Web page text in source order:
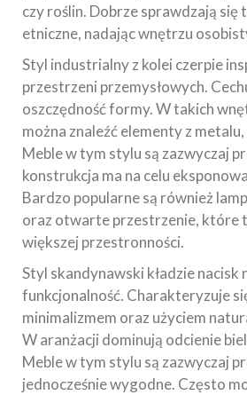
czy roślin. Dobrze sprawdzają się
etniczne, nadając wnętrzu
Styl industrialny z kolei czerpie
przestrzeni przemysłowych.
oszczędność formy. W takich
można znaleźć elementy z
Meble w tym stylu są zazwyczaj
konstrukcja ma na celu
Bardzo popularne są również
oraz otwarte przestrzenie, które
większej przestronności.
Styl skandynawski kładzie
funkcjonalność. Charakteryzuje
minimalizmem oraz użyciem
W aranżacji dominują odcienie
Meble w tym stylu są zazwyczaj
jednocześnie wygodne. Często